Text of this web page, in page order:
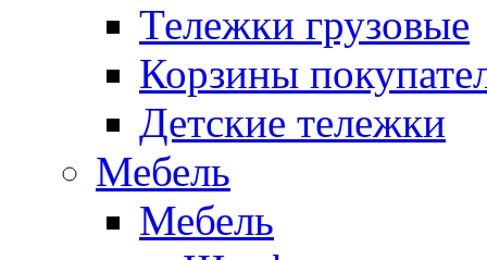
Тележки грузовые
Корзины
Детские тележки
Мебель
Мебель